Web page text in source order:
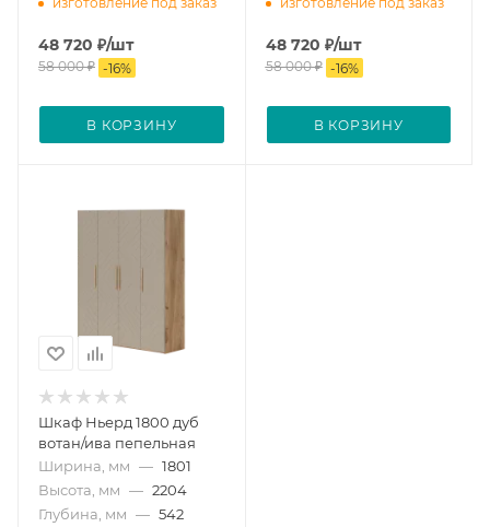
48 720 ₽/шт
58 000₽ -16%
В КОРЗИНУ
48 720 ₽/шт
58 000₽ -16%
В КОРЗИНУ
Шкаф Ньерд 1800 дуб
вотан/ива пепельная
Ширина, мм — 1801
Высота, мм — 2204
Глубина, мм — 542